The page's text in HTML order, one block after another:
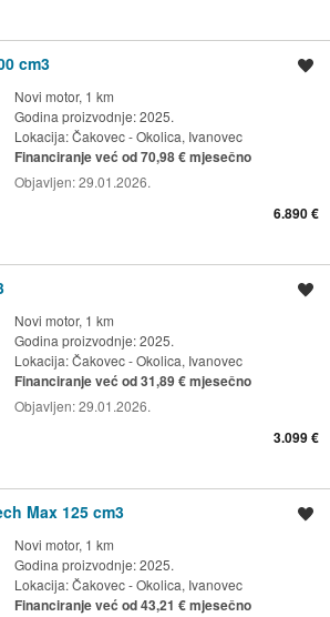
cm3
Novi motor, 1 km
Godina proizvodnje: 2025.
Lokacija:Čakovec - Okolica, Ivanovec
Financiranje već od 70,98 € mjesečno
Objavljen:29.01.2026.
6.890 €
Novi motor, 1 km
Godina proizvodnje: 2025.
Lokacija:Čakovec - Okolica, Ivanovec
Financiranje već od 31,89 € mjesečno
Objavljen:29.01.2026.
3.099 €
Max 125 cm3
Novi motor, 1 km
Godina proizvodnje: 2025.
Lokacija:Čakovec - Okolica, Ivanovec
Financiranje već od 43,21 € mjesečno